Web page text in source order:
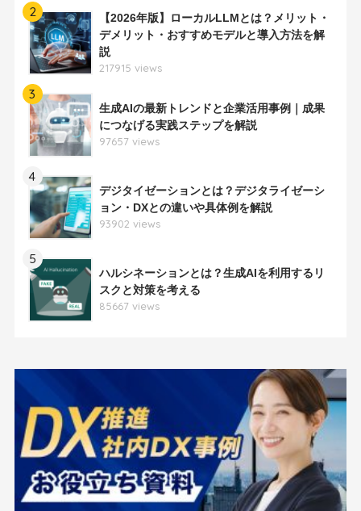
2
【2026年版】ローカルLLMとは？メリット・
デメリット・おすすめモデルと導入方法を解
説
217915 views
3
生成AIの最新トレンドと企業活用事例｜成果
につなげる実践ステップを解説
97657 views
4
デジタイゼーションとは？デジタライゼーシ
ョン・DXとの違いや具体例を解説
93902 views
5
ハルシネーションとは？生成AIを利用するリ
スクと対策を考える
85667 views